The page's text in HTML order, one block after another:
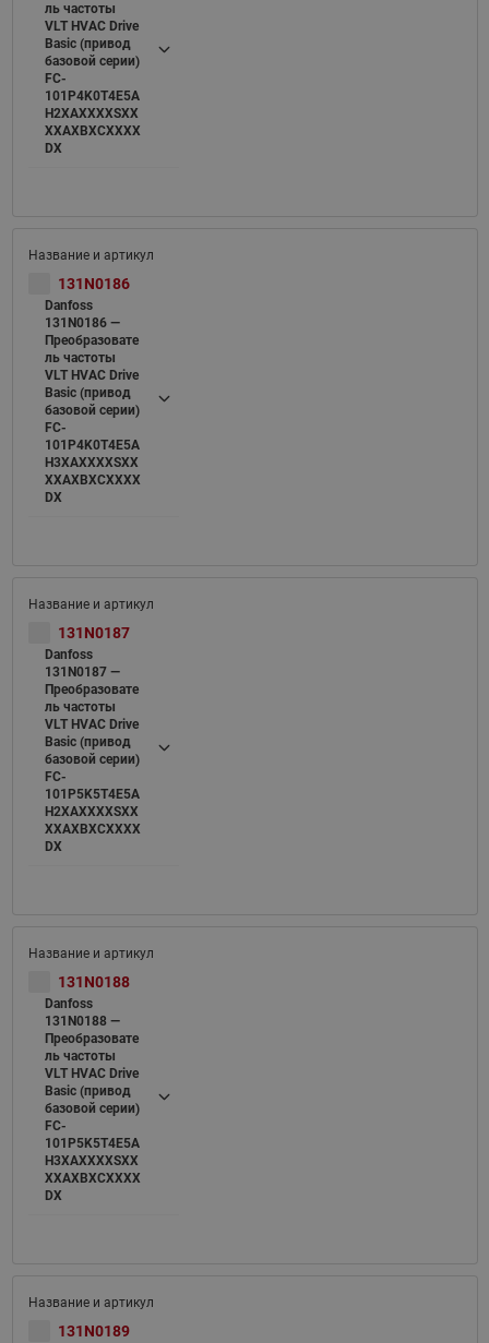
ль частоты
VLT HVAC Drive
Basic (привод
базовой серии)
FC-
101P4K0T4E5A
H2XAXXXXSXX
XXAXBXCXXXX
DX
131N0186
Danfoss
131N0186 —
Преобразовате
ль частоты
VLT HVAC Drive
Basic (привод
базовой серии)
FC-
101P4K0T4E5A
H3XAXXXXSXX
XXAXBXCXXXX
DX
131N0187
Danfoss
131N0187 —
Преобразовате
ль частоты
VLT HVAC Drive
Basic (привод
базовой серии)
FC-
101P5K5T4E5A
H2XAXXXXSXX
XXAXBXCXXXX
DX
131N0188
Danfoss
131N0188 —
Преобразовате
ль частоты
VLT HVAC Drive
Basic (привод
базовой серии)
FC-
101P5K5T4E5A
H3XAXXXXSXX
XXAXBXCXXXX
DX
131N0189